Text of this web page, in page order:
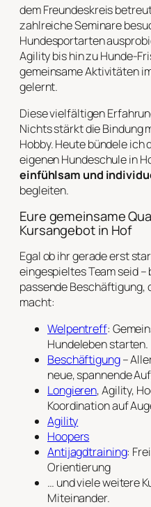
dem Freundeskreis
zahlreiche Seminare
Hundesportarten
Agility bis hin zu Hunde-
gemeinsame Aktivitäten
gelernt.
Diese vielfältigen
Nichts stärkt die Bindung
Hobby. Heute bündele ich
eigenen Hundeschule in
einfühlsam und
begleiten.
Eure gemeinsame
Kursangebot in Hof
Egal ob ihr gerade erst
eingespieltes Team seid
passende Beschäftigung,
macht:
Welpentreff:
Hundeleben starten.
Beschäftigung–
neue, spannende
Longieren, Agility,
Koordination auf
Agility
Hoopers
Antijagdtraining:
Orientierung
… und viele weitere
Miteinander.